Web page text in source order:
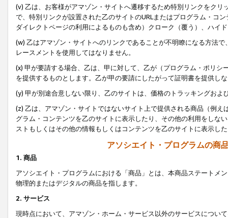
(v) 乙は、お客様がアマゾン・サイトへ遷移するため特別リンクをク
で、特別リンクが設置された乙のサイトのURLまたはプログラム・コ
ダイレクトページの利用によるものも含め）クローク（覆う）、ハイ
(w) 乙はアマゾン・サイトへのリンクであることが不明瞭になる方法
レースメントを使用してはなりません。
(x) 甲が要請する場合、乙は、甲に対して、乙が（プログラム・ポリ
を提供するものとします。乙が甲の要請にしたがって証明書を提供し
(y) 甲が別途合意しない限り、乙のサイトは、価格のトラッキングお
(z) 乙は、アマゾン・サイトではないサイト上で提供される商品（例
グラム・コンテンツを乙のサイトに表示したり、その他の利用をしな
ストもしくはその他の情報もしくはコンテンツを乙のサイトに表示し
アソシエイト・プログラムの商
1. 商品
アソシエイト・プログラムにおける「商品」とは、本商品ステートメ
物理的またはデジタルの商品を指します。
2. サービス
現時点において、アマゾン・ホーム・サービス以外のサービスについ